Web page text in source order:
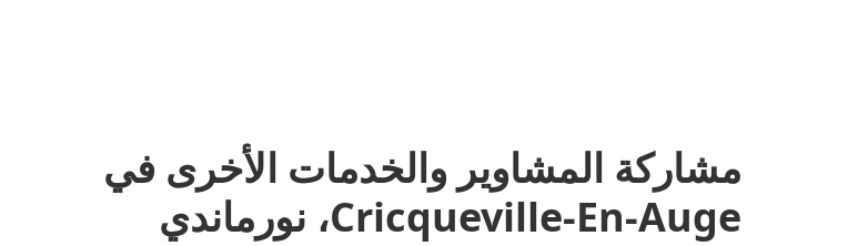
مشاركة المشاوير والخدمات الأخرى في
Cricqueville-En-Auge، نورماندي